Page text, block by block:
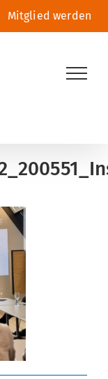
Mitglied werden